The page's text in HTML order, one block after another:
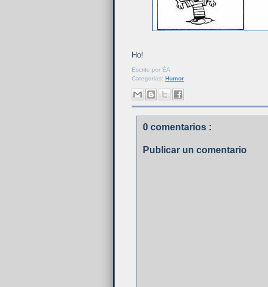
Ho!
Escrito por ÉA
Categorías: Humor
0 comentarios :
Publicar un comentario